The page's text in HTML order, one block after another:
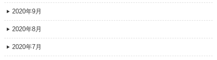
2020年9月
2020年8月
2020年7月